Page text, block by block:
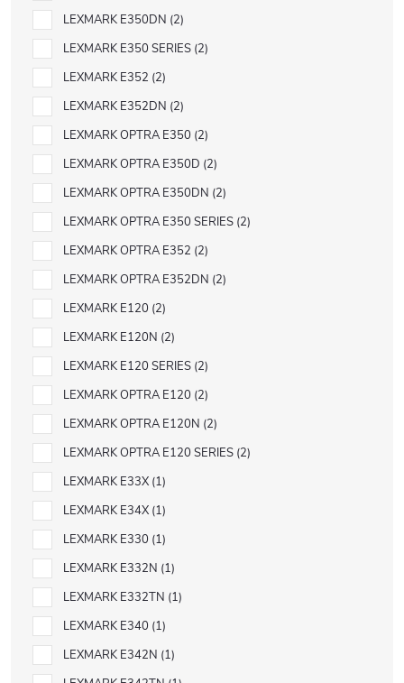
LEXMARK E350DN 2
LEXMARK E350 SERIES 2
LEXMARK E352 2
LEXMARK E352DN 2
LEXMARK OPTRA E350 2
LEXMARK OPTRA E350D 2
LEXMARK OPTRA E350DN 2
LEXMARK OPTRA E350 SERIES 2
LEXMARK OPTRA E352 2
LEXMARK OPTRA E352DN 2
LEXMARK E120 2
LEXMARK E120N 2
LEXMARK E120 SERIES 2
LEXMARK OPTRA E120 2
LEXMARK OPTRA E120N 2
LEXMARK OPTRA E120 SERIES 2
LEXMARK E33X 1
LEXMARK E34X 1
LEXMARK E330 1
LEXMARK E332N 1
LEXMARK E332TN 1
LEXMARK E340 1
LEXMARK E342N 1